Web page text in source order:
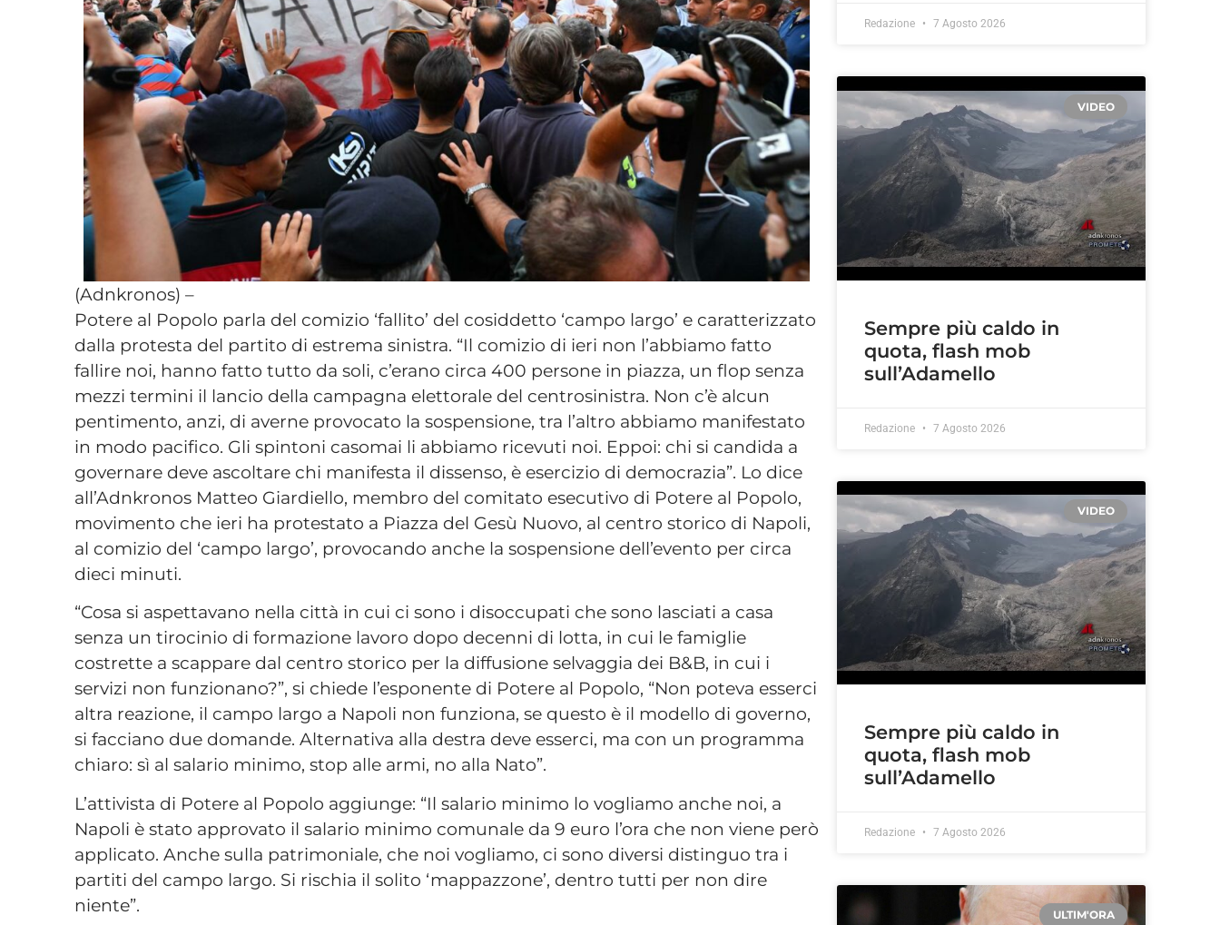
(Adnkronos) –
Potere al Popolo parla del comizio ‘fallito’ del cosiddetto ‘campo largo’ e caratterizzato
dalla protesta del partito di estrema sinistra. “Il comizio di ieri non l’abbiamo fatto
fallire noi, hanno fatto tutto da soli, c’erano circa 400 persone in piazza, un flop senza
mezzi termini il lancio della campagna elettorale del centrosinistra. Non c’è alcun
pentimento, anzi, di averne provocato la sospensione, tra l’altro abbiamo manifestato
in modo pacifico. Gli spintoni casomai li abbiamo ricevuti noi. Eppoi: chi si candida a
governare deve ascoltare chi manifesta il dissenso, è esercizio di democrazia”. Lo dice
all’Adnkronos Matteo Giardiello, membro del comitato esecutivo di Potere al Popolo,
movimento che ieri ha protestato a Piazza del Gesù Nuovo, al centro storico di Napoli,
al comizio del ‘campo largo’, provocando anche la sospensione dell’evento per circa
dieci minuti.
“Cosa si aspettavano nella città in cui ci sono i disoccupati che sono lasciati a casa
senza un tirocinio di formazione lavoro dopo decenni di lotta, in cui le famiglie
costrette a scappare dal centro storico per la diffusione selvaggia dei B&B, in cui i
servizi non funzionano?”, si chiede l’esponente di Potere al Popolo, “Non poteva esserci
altra reazione, il campo largo a Napoli non funziona, se questo è il modello di governo,
si facciano due domande. Alternativa alla destra deve esserci, ma con un programma
chiaro: sì al salario minimo, stop alle armi, no alla Nato”.
L’attivista di Potere al Popolo aggiunge: “Il salario minimo lo vogliamo anche noi, a
Napoli è stato approvato il salario minimo comunale da 9 euro l’ora che non viene però
applicato. Anche sulla patrimoniale, che noi vogliamo, ci sono diversi distinguo tra i
partiti del campo largo. Si rischia il solito ‘mappazzone’, dentro tutti per non dire
niente”.
Redazione 7 Agosto 2026
VIDEO
Sempre più caldo in
quota, flash mob
sull’Adamello
Redazione 7 Agosto 2026
VIDEO
Sempre più caldo in
quota, flash mob
sull’Adamello
Redazione 7 Agosto 2026
ULTIM'ORA